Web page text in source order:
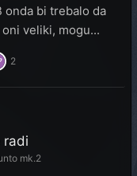
onda bi trebalo da
veliki, mogu...
2
radi
mk.2